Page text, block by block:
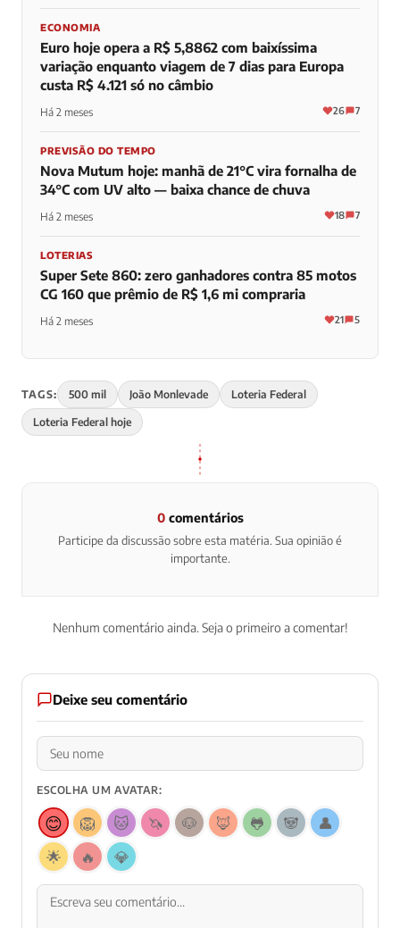
ECONOMIA
Euro hoje opera a R$ 5,8862 com baixíssima
variação enquanto viagem de 7 dias para Europa
custa R$ 4.121 só no câmbio
Há 2 meses 26 7
PREVISÃO DO TEMPO
Nova Mutum hoje: manhã de 21°C vira fornalha de
34°C com UV alto — baixa chance de chuva
Há 2 meses 18 7
LOTERIAS
Super Sete 860: zero ganhadores contra 85 motos
CG 160 que prêmio de R$ 1,6 mi compraria
Há 2 meses 21 5
TAGS: 500 mil João Monlevade Loteria Federal
Loteria Federal hoje
0comentários
Participe da discussão sobre esta matéria. Sua opinião é
importante.
Nenhum comentário ainda. Seja o primeiro a comentar!
Deixe seu comentário
ESCOLHA UM AVATAR:
😊 🦁 🐱 🦄 🐶 🦊 🐸 🐼
👤
🌟
🔥 💎